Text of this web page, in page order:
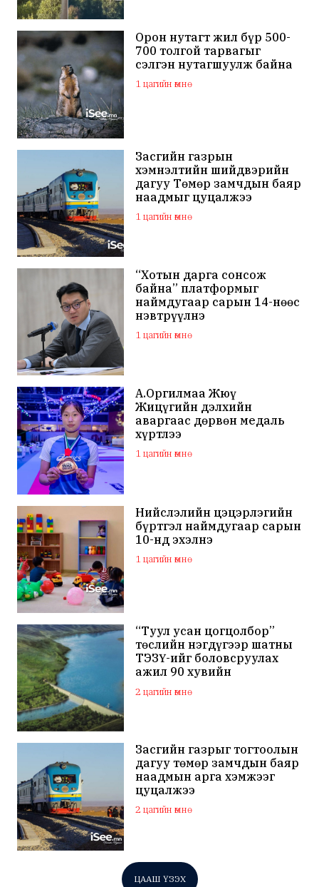
Орон нутагт жил бүр 500-
700 толгой тарвагыг
сэлгэн нутагшуулж байна
1 цагийн өмнө
Засгийн газрын
хэмнэлтийн шийдвэрийн
дагуу Төмөр замчдын баяр
наадмыг цуцалжээ
1 цагийн өмнө
“Хотын дарга сонсож
байна” платформыг
наймдугаар сарын 14-нөөс
нэвтрүүлнэ
1 цагийн өмнө
А.Оргилмаа Жюү
Жицүгийн дэлхийн
аваргаас дөрвөн медаль
хүртлээ
1 цагийн өмнө
Нийслэлийн цэцэрлэгийн
бүртгэл наймдугаар сарын
10-нд эхэлнэ
1 цагийн өмнө
“Туул усан цогцолбор”
төслийн нэгдүгээр шатны
ТЭЗҮ-ийг боловсруулах
ажил 90 хувийн
гүйцэтгэлтэй байна
2 цагийн өмнө
Засгийн газрыг тогтоолын
дагуу төмөр замчдын баяр
наадмын арга хэмжээг
цуцалжээ
2 цагийн өмнө
ЦААШ ҮЗЭХ